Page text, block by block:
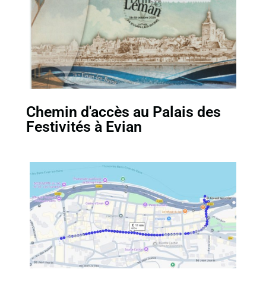
Chemin d'accès au Palais des
Festivités à Evian